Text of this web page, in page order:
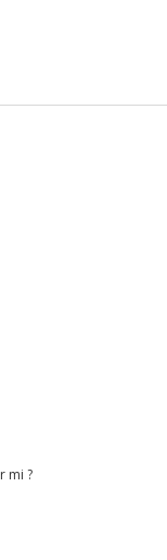
mi ?